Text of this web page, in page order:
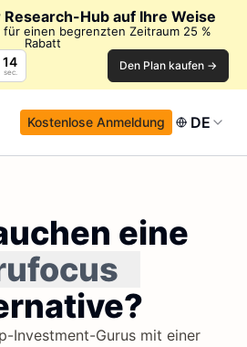
Research-Hub auf Ihre Weise
einen begrenzten Zeitraum 25 %
Rabatt
14
sec. Den Plan kaufen →
Kostenlose Anmeldung DE
eine
Investment-Gurus mit einer